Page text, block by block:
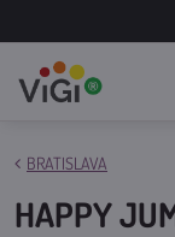
BRATISLAVA
HAPPY